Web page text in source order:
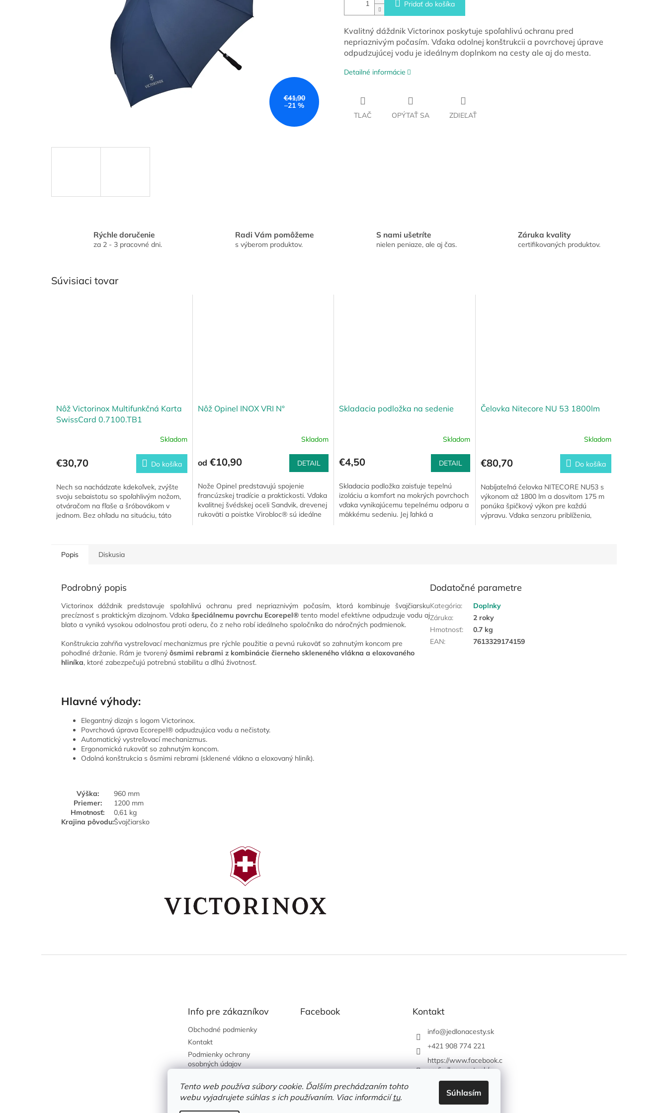
Tento web používa súbory cookie. Ďalším prechádzaním tohto
webu vyjadrujete súhlas s ich používaním. Viac informáciítu. Súhlasím
€41,90
–21 %
Pridať do košíka
Kvalitný dáždnik Victorinox poskytuje spoľahlivú ochranu pred
nepriaznivým počasím. Vďaka odolnej konštrukcii a povrchovej úprave
odpudzujúcej vodu je ideálnym doplnkom na cesty ale aj do mesta.
Detailné informácie
TLAČ OPÝTAŤ SA ZDIEĽAŤ
Rýchle doručenie
za 2 - 3 pracovné dni.
Radi Vám pomôžeme
s výberom produktov.
S nami ušetríte
nielen peniaze, ale aj čas.
Záruka kvality
certifikovaných produktov.
Súvisiaci tovar
Nôž Victorinox Multifunkčná Karta
SwissCard 0.7100.TB1
Skladom
€30,70 Do košíka
Nech sa nachádzate kdekoľvek, zvýšte
svoju sebaistotu so spoľahlivým nožom,
otváračom na fľaše a šróbovákom v
jednom. Bez ohľadu na situáciu, táto
Nôž Opinel INOX VRI N°
Skladom
od €10,90 DETAIL
Nože Opinel predstavujú spojenie
francúzskej tradície a praktickosti. Vďaka
kvalitnej švédskej oceli Sandvik, drevenej
rukoväti a poistke Virobloc® sú ideálne
Skladacia podložka na sedenie
Skladom
€4,50 DETAIL
Skladacia podložka zaisťuje tepelnú
izoláciu a komfort na mokrých povrchoch
vďaka vynikajúcemu tepelnému odporu a
mäkkému sedeniu. Jej ľahká a
Čelovka Nitecore NU 53 1800lm
Skladom
€80,70 Do košíka
Nabíjateľná čelovka NITECORE NU53 s
výkonom až 1800 lm a dosvitom 175 m
ponúka špičkový výkon pre každú
výpravu. Vďaka senzoru priblíženia,
Popis Diskusia
Podrobný popis
Victorinox dáždnik predstavuje spoľahlivú ochranu pred nepriaznivým počasím, ktorá kombinuje švajčiarsku
precíznosť s praktickým dizajnom. Vďakašpeciálnemu povrchu Ecorepel® tento model efektívne odpudzuje vodu aj
blato a vyniká vysokou odolnosťou proti oderu, čo z neho robí ideálneho spoločníka do náročných podmienok.
Konštrukcia zahŕňa vystreľovací mechanizmus pre rýchle použitie a pevnú rukoväť so zahnutým koncom pre
pohodlné držanie. Rám je tvorený ôsmimi rebrami z kombinácie čierneho skleneného vlákna a eloxovaného
hliníka, ktoré zabezpečujú potrebnú stabilitu a dlhú životnosť.
Hlavné výhody:
Elegantný dizajn s logom Victorinox.
Povrchová úprava Ecorepel® odpudzujúca vodu a nečistoty.
Automatický vystreľovací mechanizmus.
Ergonomická rukoväť so zahnutým koncom.
Odolná konštrukcia s ôsmimi rebrami (sklenené vlákno a eloxovaný hliník).
Výška:
960 mm
Priemer:
1200 mm
Hmotnosť:
0,61 kg
Krajina pôvodu:Švajčiarsko
Dodatočné parametre
Kategória:
Doplnky
Záruka:
2 roky
Hmotnosť:
0.7 kg
EAN: 7613329174159
Info pre zákazníkov
Obchodné podmienky
Kontakt
Podmienky ochrany
osobných údajov
Požičovňa
Facebook Kontakt
info@jedlonacesty.sk
+421 908 774 221
https://www.facebook.c
om/jedlonacesty.sk/